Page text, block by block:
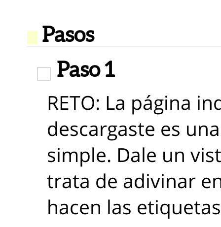
Pasos
Paso 1
RETO: La página
descargaste es
simple. Dale un
trata de adivinar
hacen las